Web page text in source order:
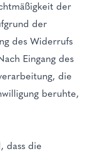
der
der
des Widerrufs
Eingang des
die
beruhte,
dass die